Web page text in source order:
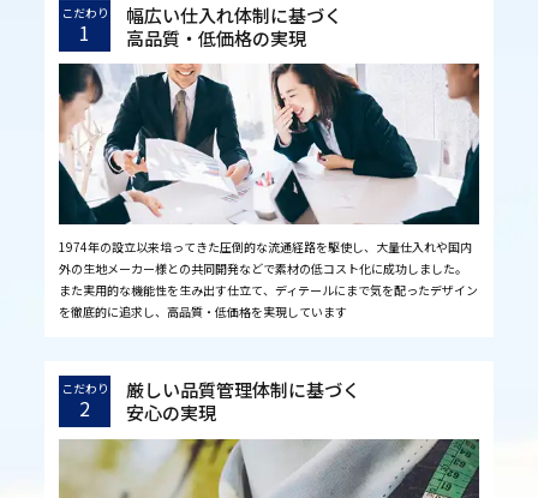
こだわり
1
幅広い仕入れ体制に基づく
高品質・低価格の実現
1974年の設立以来培ってきた圧倒的な流通経路を駆使し、大量仕入れや国内
外の生地メーカー様との共同開発などで素材の低コスト化に成功しました。
また実用的な機能性を生み出す仕立て、ディテールにまで気を配ったデザイン
を徹底的に追求し、高品質・低価格を実現しています
こだわり
2
厳しい品質管理体制に基づく
安心の実現